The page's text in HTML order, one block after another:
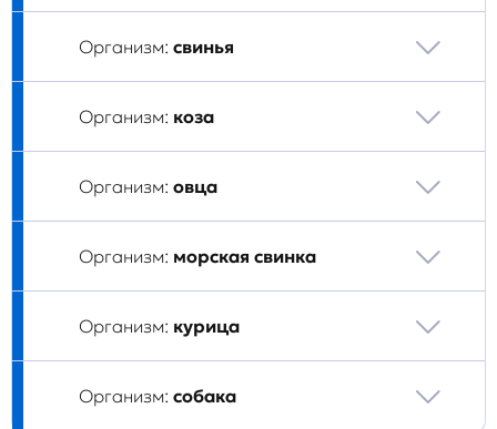
Организм: свинья
Организм: коза
Организм: овца
Организм: морская свинка
Организм: курица
Организм: собака